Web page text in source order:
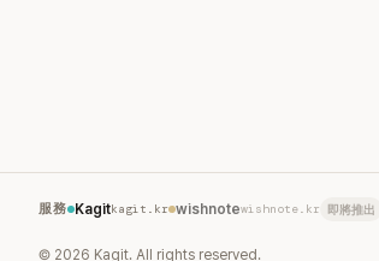
服務 Kagitkagit.kr wishnotewishnote.kr 即將推出
© 2026 Kagit. All rights reserved.